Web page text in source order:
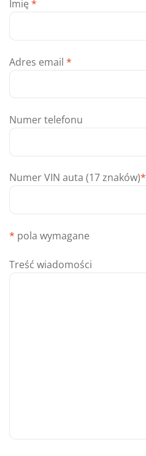
Imię *
Adres email *
Numer telefonu
Numer VIN auta (17 znaków)*
* pola wymagane
Treść wiadomości